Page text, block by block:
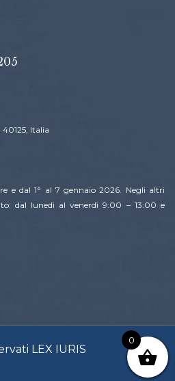
Italia
e dal 1° al 7 gennaio 2026. Negli altri
dal lunedì al venerdì 9:00 – 13:00 e
LEX IURIS
0